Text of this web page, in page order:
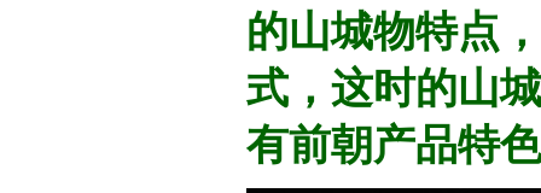
的山城物特点
式，这时的山
有前朝产品特